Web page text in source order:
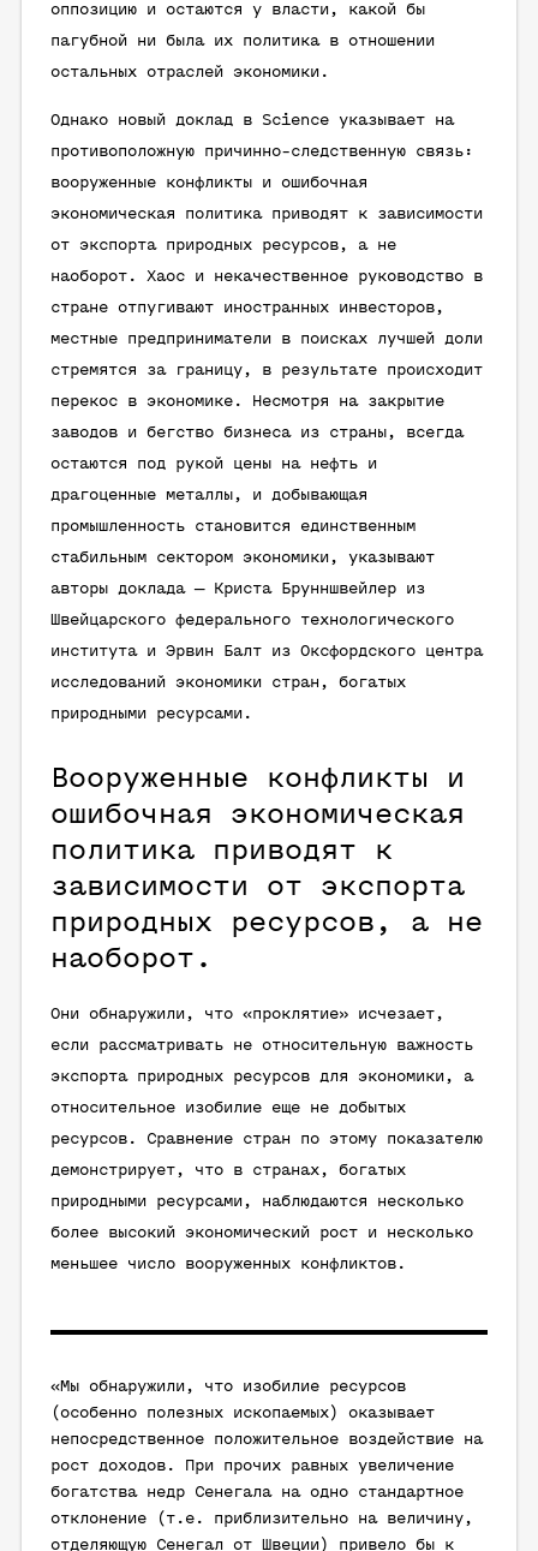
оппозицию и остаются у власти, какой бы
пагубной ни была их политика в отношении
остальных отраслей экономики.
Однако новый доклад в Science указывает на
противоположную причинно-следственную связь:
вооруженные конфликты и ошибочная
экономическая политика приводят к зависимости
от экспорта природных ресурсов, а не
наоборот. Хаос и некачественное руководство в
стране отпугивают иностранных инвесторов,
местные предприниматели в поисках лучшей доли
стремятся за границу, в результате происходит
перекос в экономике. Несмотря на закрытие
заводов и бегство бизнеса из страны, всегда
остаются под рукой цены на нефть и
драгоценные металлы, и добывающая
промышленность становится единственным
стабильным сектором экономики, указывают
авторы доклада — Криста Брунншвейлер из
Швейцарского федерального технологического
института и Эрвин Балт из Оксфордского центра
исследований экономики стран, богатых
природными ресурсами.
Вооруженные конфликты и
ошибочная экономическая
политика приводят к
зависимости от экспорта
природных ресурсов, а не
наоборот.
Они обнаружили, что «проклятие» исчезает,
если рассматривать не относительную важность
экспорта природных ресурсов для экономики, а
относительное изобилие еще не добытых
ресурсов. Сравнение стран по этому показателю
демонстрирует, что в странах, богатых
природными ресурсами, наблюдаются несколько
более высокий экономический рост и несколько
меньшее число вооруженных конфликтов.
«Мы обнаружили, что изобилие ресурсов
(особенно полезных ископаемых) оказывает
непосредственное положительное воздействие на
рост доходов. При прочих равных увеличение
богатства недр Сенегала на одно стандартное
отклонение (т.е. приблизительно на величину,
отделяющую Сенегал от Швеции) привело бы к